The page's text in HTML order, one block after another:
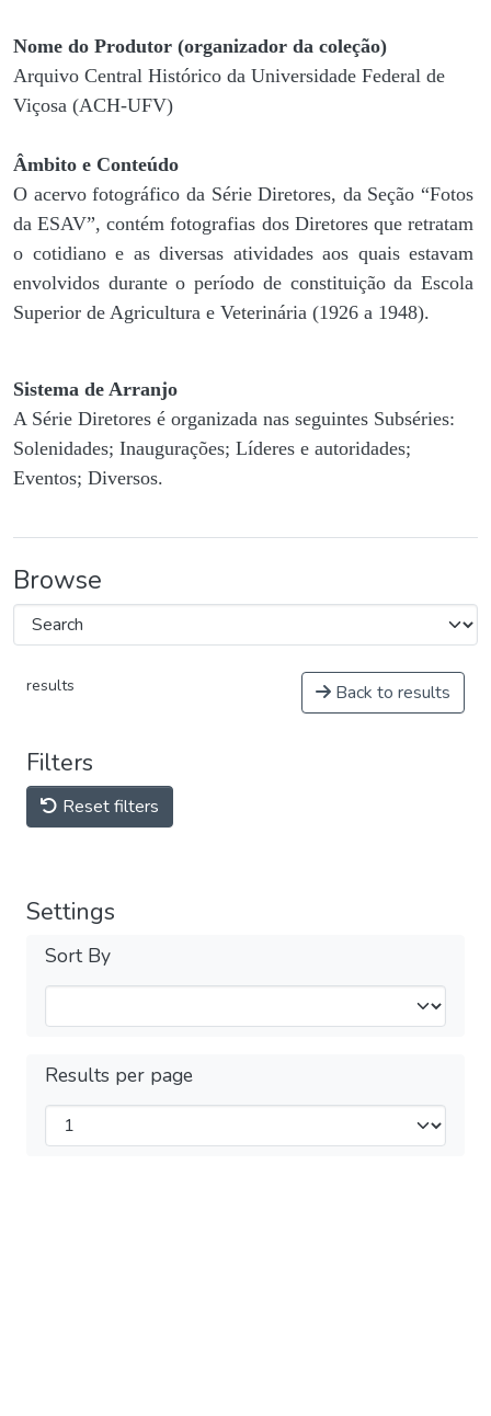
Nome do Produtor (organizador da coleção)
Arquivo Central Histórico da Universidade Federal de
Viçosa (ACH-UFV)
Âmbito e Conteúdo
O acervo fotográfico da Série Diretores, da Seção “Fotos
da ESAV”, contém fotografias dos Diretores que retratam
o cotidiano e as diversas atividades aos quais estavam
envolvidos durante o período de constituição da Escola
Superior de Agricultura e Veterinária (1926 a 1948).
Sistema de Arranjo
A Série Diretores é organizada nas seguintes Subséries:
Solenidades; Inaugurações; Líderes e autoridades;
Eventos; Diversos.
Browse
results Back to results
Filters
Reset filters
Settings
Sort By
Results per page